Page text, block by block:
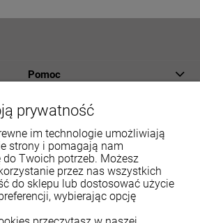
Pomoc
Płatności i dostawa
Informacje
O nas
Moje konto
prywatność
im technologie umożliwiają
strony i pomagają nam
Twoich potrzeb. Możesz
przez nas wszystkich
do sklepu lub dostosować użycie
wybierając opcję